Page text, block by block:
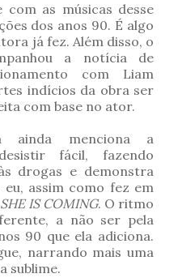
as músicas desse
dos anos 90. É algo
já fez. Além disso, o
a notícia de
com Liam
indícios da obra ser
com base no ator.
ainda menciona a
fácil, fazendo
drogas e demonstra
assim como fez em
SHE IS COMING. O ritmo
a não ser pela
90 que ela adiciona.
narrando mais uma
sublime.